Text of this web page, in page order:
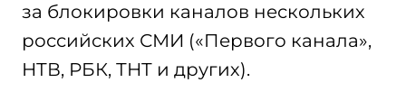
за блокировки каналов нескольких
российских СМИ («Первого канала»,
НТВ, РБК, ТНТ и других).